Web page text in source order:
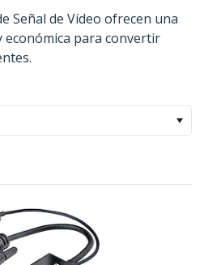
Señal de Vídeo ofrecen una
económica para convertir